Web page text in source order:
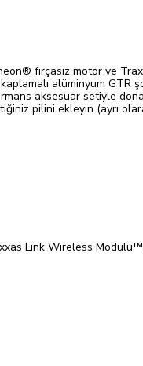
fırçasız motor ve
alüminyum GTR
aksesuar setiyle
pilini ekleyin (ayrı
Link Wireless